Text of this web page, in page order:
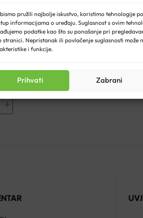
pružili najbolje iskustvo, koristimo tehnologije
informacijama o uređaju. Suglasnost s ovim
podatke kao što su ponašanje pri
stranici. Nepristanak ili povlačenje suglasnosti može
i funkcije.
Prihvati Zabrani
TABLETE A30
cijena
8.36Trenutna
cijena
je: